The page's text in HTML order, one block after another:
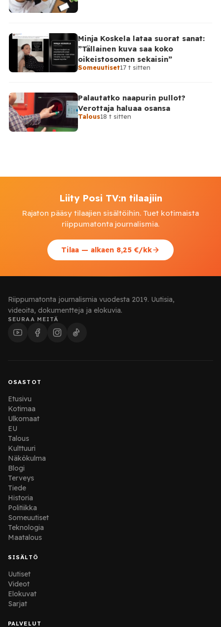
Minja Koskela lataa suorat sanat:
”Tällainen kuva saa koko
oikeistosomen sekaisin”
Someuutiset17 t sitten
Palautatko naapurin pullot?
Verottaja haluaa osansa
Talous18 t sitten
Liity Posi TV:n tilaajiin
Rajaton pääsy tilaajien sisältöihin. Tuet kotimaista
riippumatonta journalismia.
Tilaa — alkaen 8,25 €/kk
Riippumatonta journalismia vuodesta 2019. Uutisia,
videoita, dokumentteja ja elokuvia.
SEURAA MEITÄ
OSASTOT
Etusivu
Kotimaa
Ulkomaat
EU
Talous
Kulttuuri
Näkökulma
Blogi
Terveys
Tiede
Historia
Politiikka
Someuutiset
Teknologia
Maatalous
SISÄLTÖ
Uutiset
Videot
Elokuvat
Sarjat
PALVELUT